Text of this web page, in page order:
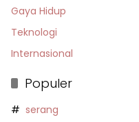
Gaya Hidup
Teknologi
Internasional
Populer
serang